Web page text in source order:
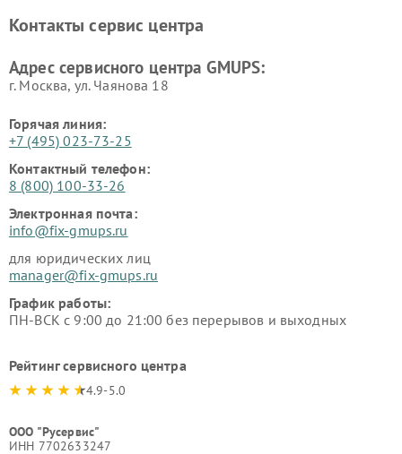
Контакты сервис центра
Адрес сервисного центра GMUPS:
г. Москва, ул. Чаянова 18
Горячая линия:
+7 (495) 023-73-25
Контактный телефон:
8 (800) 100-33-26
Электронная почта:
info@fix-gmups.ru
для юридических лиц
manager@fix-gmups.ru
График работы:
ПН-ВСК с 9:00 до 21:00 без перерывов и выходных
Рейтинг сервисного центра
4.9-5.0
ООО "Русервис"
ИНН 7702633247